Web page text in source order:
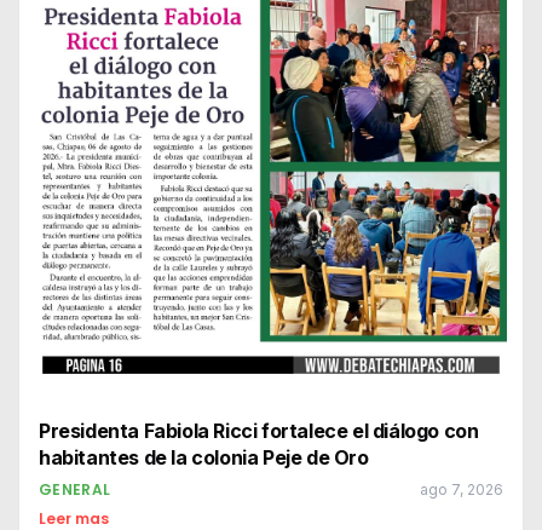
Presidenta Fabiola Ricci fortalece el diálogo con
habitantes de la colonia Peje de Oro
GENERAL ago 7, 2026
Leer mas